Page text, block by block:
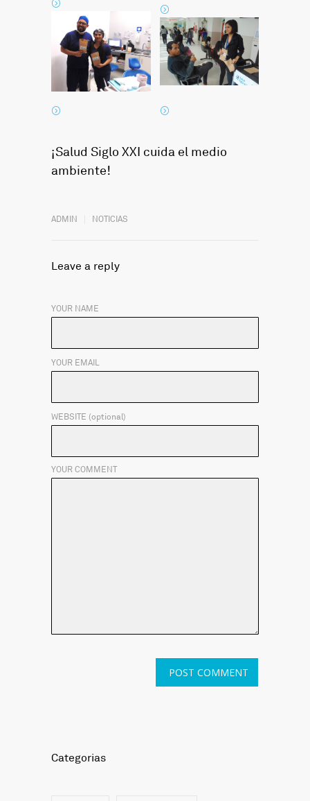
¡Salud Siglo XXI cuida el medio
ambiente!
ADMIN NOTICIAS
Leave a reply
YOUR NAME
YOUR EMAIL
WEBSITE (optional)
YOUR COMMENT
Categorias